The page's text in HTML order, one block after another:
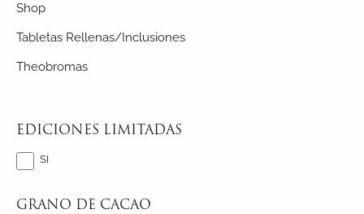
Shop
Tabletas Rellenas/Inclusiones
Theobromas
EDICIONES LIMITADAS
SI
GRANO DE CACAO